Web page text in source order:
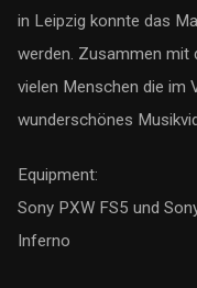
in Leipzig konnte das
werden. Zusammen mit
vielen Menschen die im
wunderschönes
Equipment:
Sony PXW FS5 und
Inferno